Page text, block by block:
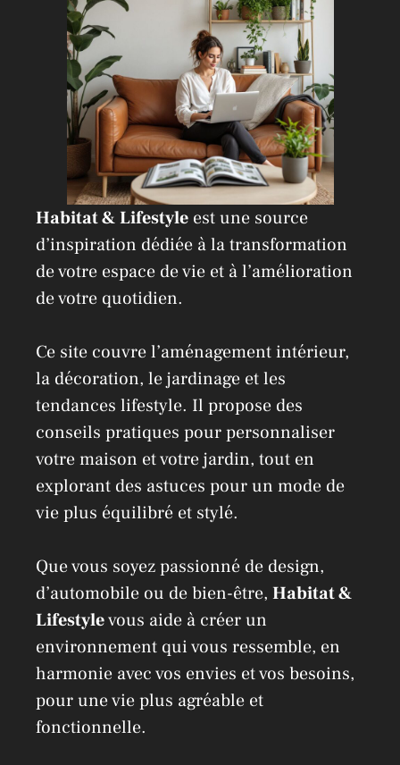
Habitat & Lifestyle est une source
d’inspiration dédiée à la transformation
de votre espace de vie et à l’amélioration
de votre quotidien.
Ce site couvre l’aménagement intérieur,
la décoration, le jardinage et les
tendances lifestyle. Il propose des
conseils pratiques pour personnaliser
votre maison et votre jardin, tout en
explorant des astuces pour un mode de
vie plus équilibré et stylé.
Que vous soyez passionné de design,
d’automobile ou de bien-être, Habitat &
Lifestylevous aide à créer un
environnement qui vous ressemble, en
harmonie avec vos envies et vos besoins,
pour une vie plus agréable et
fonctionnelle.